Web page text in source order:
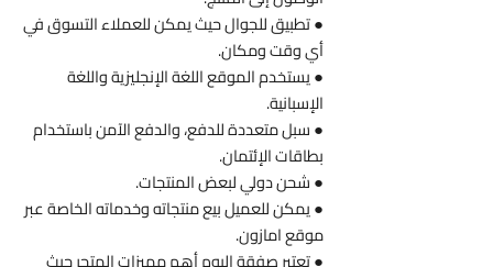
● تطبيق للجوال حيث يمكن للعملاء التسوق في
أي وقت ومكان.
● يستخدم الموقع اللغة الإنجليزية واللغة
الإسبانية.
● سبل متعددة للدفع، والدفع الآمن باستخدام
بطاقات الإئتمان.
● شحن دولي لبعض المنتجات.
● يمكن للعميل بيع منتجاته وخدماته الخاصة عبر
موقع امازون.
● تعتبر صفقة اليوم أهم مميزات المتجر حيث